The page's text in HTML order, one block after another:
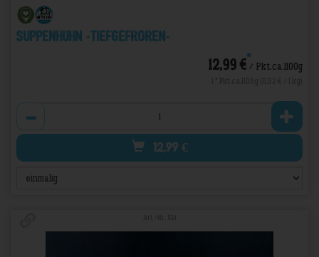
Suppenhuhn -TIEFGEFROREN-
12,99 €*/ Pkt.ca.1100g
12,99 €